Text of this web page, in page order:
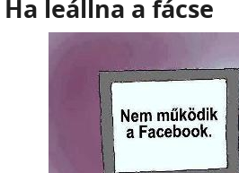
Ha leállna a fácse